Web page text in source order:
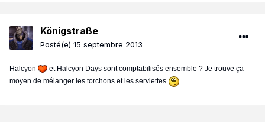
Königstraße
Posté(e) 15 septembre 2013
Halcyon
et Halcyon Days sont comptabilisés ensemble ? Je trouve ça
moyen de mélanger les torchons et les serviettes